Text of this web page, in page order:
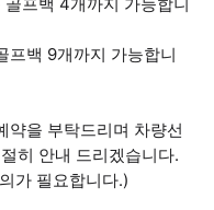
프백 9개까지 가능합니
약을 부탁드리며 차량선
히 안내 드리겠습니다.
가 필요합니다.)